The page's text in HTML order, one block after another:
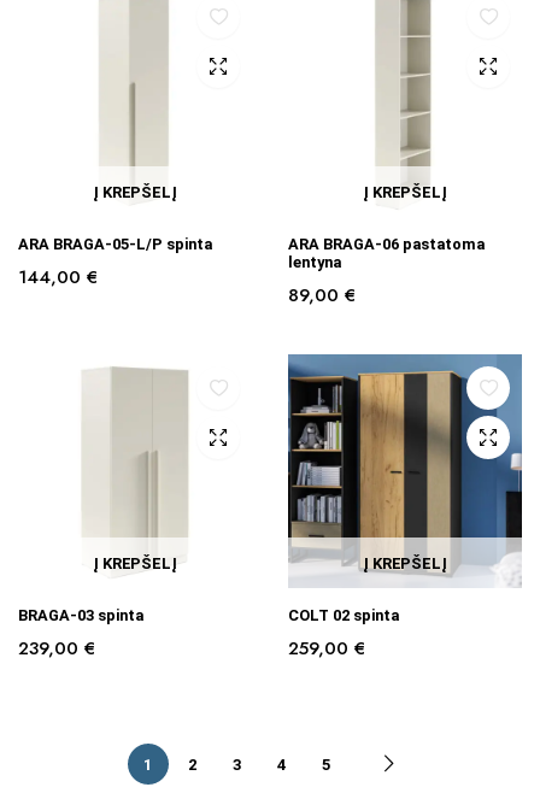
Į KREPŠELĮ
ARA BRAGA-05-L/P spinta
144,00 €
Į KREPŠELĮ
ARA BRAGA-06 pastatoma
lentyna
89,00 €
Į KREPŠELĮ
BRAGA-03 spinta
239,00 €
Į KREPŠELĮ
COLT 02 spinta
259,00 €
1 2 3 4 5